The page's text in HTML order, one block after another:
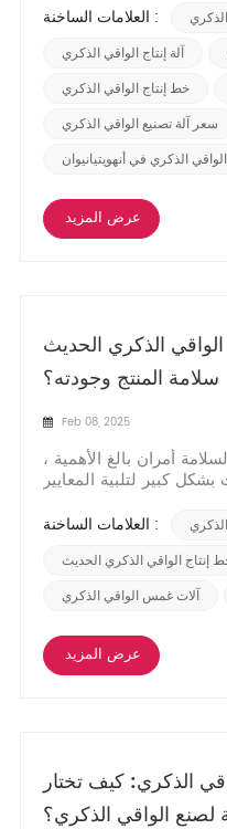
مع تبسيط عمليات الإنتاج.
العلامات الساخنة : الذكري
آلة إنتاج الواقي الذكري
خط إنتاج الواقي الذكري
سعر آلة تصنيع الواقي الذكري
الذكري في أنهويتيانيوان
عرض المزيد
الذكري الحديث
سلامة المنتج وجودته؟
Feb 08, 2025
أمران بالغ الأهمية ،
كبير لتلبية المعايير
الذكري الحديث يدمج
الاختبار الصارمة لضمان
العلامات الساخنة :
إنتاج الواقي الذكري الحديث
آلات غمس الواقي الذكري
عرض المزيد
الذكري: كيف تختار
لصنع الواقي الذكري؟